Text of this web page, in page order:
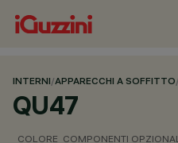
INTERNI/APPARECCHI A SOFFITTO/
QU47
COLORE COMPONENTI